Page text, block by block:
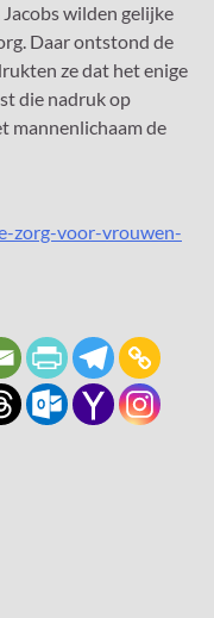
wilden gelijke
Daar ontstond de
ze dat het enige
die nadruk op
mannenlichaam de
zorg-voor-vrouwen-